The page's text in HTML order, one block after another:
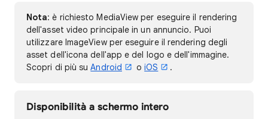
Nota: è richiesto MediaView per eseguire il rendering
dell'asset video principale in un annuncio. Puoi
utilizzare ImageView per eseguire il rendering degli
asset dell'icona dell'app e del logo e dell'immagine.
Scopri di più suAndroid oiOS .
Disponibilità a schermo intero